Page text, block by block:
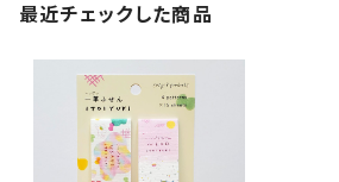
最近チェックした商品